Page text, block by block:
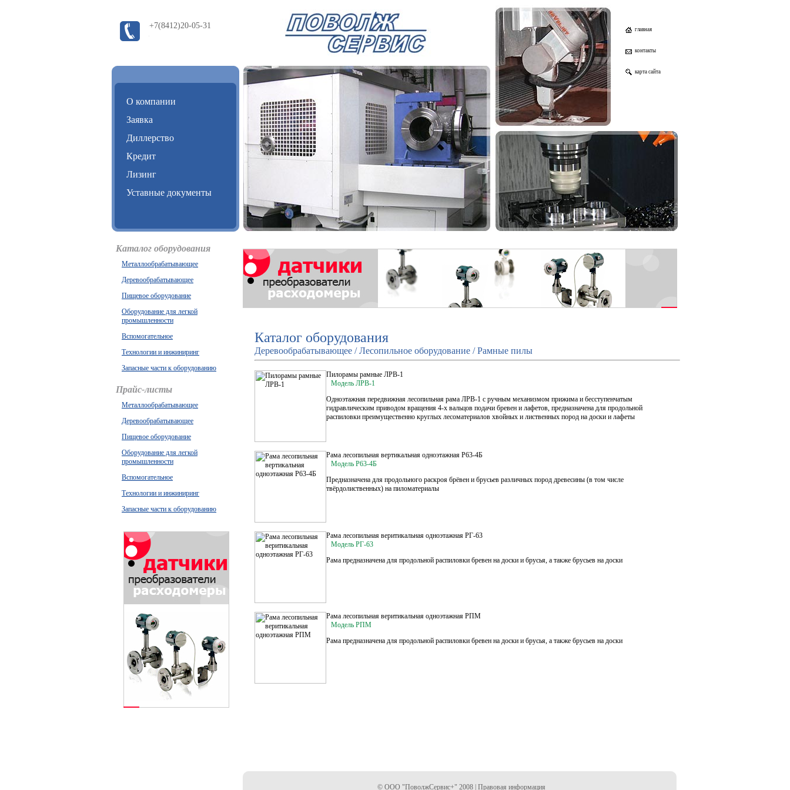
+7(8412)20-05-31
О компании
Заявка
Диллерство
Кредит
Лизинг
Уставные документы
Каталог оборудования
Металлообрабатывающее
Деревообрабатывающее
Пищевое оборудование
Оборудование для легкой
промышленности
Вспомогательное
Технологии и инжиниринг
Запасные части к оборудованию
Прайс-листы
Металлообрабатывающее
Деревообрабатывающее
Пищевое оборудование
Оборудование для легкой
промышленности
Вспомогательное
Технологии и инжиниринг
Запасные части к оборудованию
главная
контакты
карта сайта
Каталог оборудования
Деревообрабатывающее / Лесопильное оборудование / Рамные пилы
Пилорамы рамные ЛРВ-1
Модель ЛРВ-1
Одноэтажная передвижная лесопильная рама ЛРВ-1 с ручным механизмом прижима и бесступенчатым
гидравлическим приводом вращения 4-х вальцов подачи бревен и лафетов, предназначена для продольной
распиловки преимущественно круглых лесоматериалов хвойных и лиственных пород на доски и лафеты
Рама лесопильная вертикальная одноэтажная Р63-4Б
Модель Р63-4Б
Предназначена для продольного раскроя брёвен и брусьев различных пород древесины (в том числе
твёрдолиственных) на пиломатериалы
Рама лесопильная веритикальная одноэтажная РГ-63
Модель РГ-63
Рама предназначена для продольной распиловки бревен на доски и брусья, а также брусьев на доски
Рама лесопильная веритикальная одноэтажная РПМ
Модель РПМ
Рама предназначена для продольной распиловки бревен на доски и брусья, а также брусьев на доски
© ООО "ПоволжСервис+" 2008 | Правовая информация